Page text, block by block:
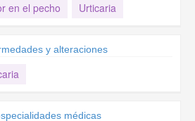
en el pecho Urticaria
y alteraciones
médicas